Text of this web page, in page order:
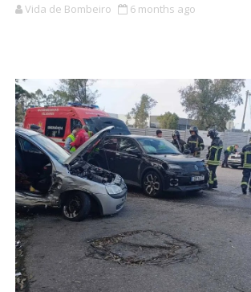
Vida de Bombeiro 6 months ago